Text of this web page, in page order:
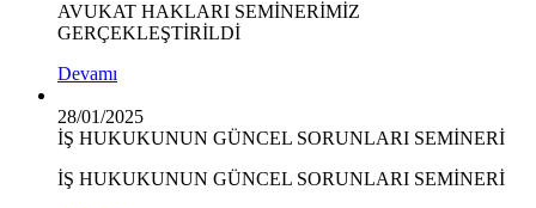
AVUKAT HAKLARI SEMİNERİMİZ
GERÇEKLEŞTİRİLDİ
Devamı
28/01/2025
İŞ HUKUKUNUN GÜNCEL SORUNLARI SEMİNERİ
İŞ HUKUKUNUN GÜNCEL SORUNLARI SEMİNERİ